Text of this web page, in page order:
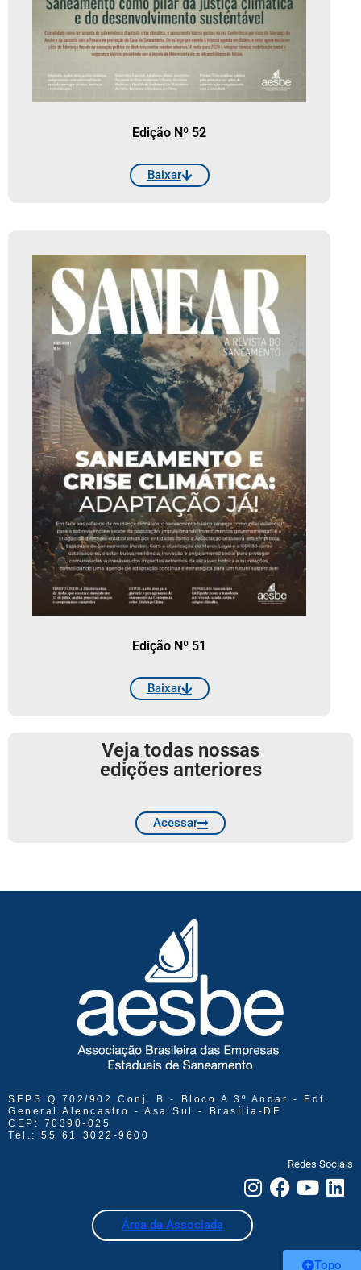
Edição Nº 52
Baixar
Edição Nº 51
Baixar
Veja todas nossas
edições anteriores
Acessar
SEPS Q 702/902 Conj. B - Bloco A 3º Andar - Edf.
General Alencastro - Asa Sul - Brasília-DF
CEP: 70390-025
Tel.: 55 61 3022-9600
Redes Sociais
Área da Associada
Topo